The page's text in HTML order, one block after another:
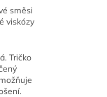
směsi
viskózy
Tričko